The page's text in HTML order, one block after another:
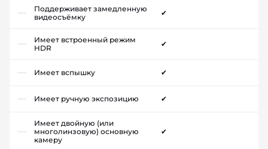
Поддерживает замедленную
видеосъёмку
✔
Имеет встроенный режим
HDR
✔
Имеет вспышку ✔
Имеет ручную экспозицию ✔
Имеет двойную (или
многолинзовую) основную
камеру
✔